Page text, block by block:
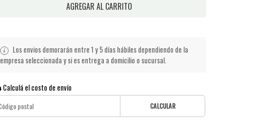
AGREGAR AL CARRITO
Los envios demorarán entre 1 y 5 días hábiles dependiendo de la
empresa seleccionada y si es entrega a domicilio o sucursal.
Calculá el costo de envío
CALCULAR